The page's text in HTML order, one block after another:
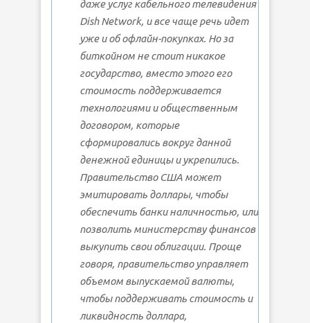
даже услуг кабельного телевидения
Dish Network, и все чаще речь идет
уже и об офлайн-покупках. Но за
биткойном не стоит никакое
государство, вместо этого его
стоимость поддерживается
технологиями и общественным
договором, которые
сформировались вокруг данной
денежной единицы и укрепились.
Правительство США может
эмитировать доллары, чтобы
обеспечить банки наличностью, или
позволить министерству финансов
выкупить свои облигации. Проще
говоря, правительство управляет
объемом выпускаемой валюты,
чтобы поддерживать стоимость и
ликвидность доллара,